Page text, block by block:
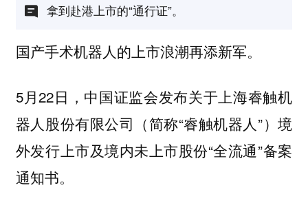
拿到赴港上市的“通行证”。
国产手术机器人的上市浪潮再添新军。
5月22日，中国证监会发布关于上海睿触机
器人股份有限公司（简称“睿触机器人”）境
外发行上市及境内未上市股份“全流通”备案
通知书。